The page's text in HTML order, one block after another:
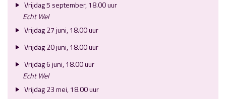
Vrijdag 5 september, 18.00 uur
Echt Wel
Vrijdag 27 juni, 18.00 uur
Vrijdag 20 juni, 18.00 uur
Vrijdag 6 juni, 18.00 uur
Echt Wel
Vrijdag 23 mei, 18.00 uur